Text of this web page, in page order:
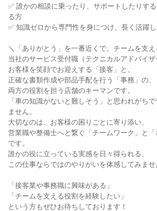
✅ 誰かの相談に乗ったり、サポートしたりす
る方
✅ 知識ゼロから専門性を身につけ、長く活躍
＼「ありがとう」を一番近くで。チームを支
当社のサービス受付職（テクニカルアドバイザ
お客様を笑顔でお迎えする「接客」と、
正確な書類作成や部品手配を行う「事務」の、
両方の役割を担う店舗のキーマンです。
「車の知識がないと難しそう」と思われがち
ません。
大切なのは、お客様の困りごとに寄り添い、
営業職や整備士へと繋ぐ「チームワーク」と「
です。
誰かの役に立っている実感を日々得られる、
この仕事ならではのやりがいを体感してみませ
「接客業や事務職に興味がある」
「チームを支える役割を経験したい」
という方もぜひお待ちしております！